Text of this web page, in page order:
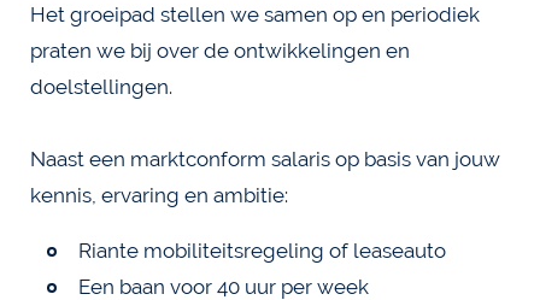
Het groeipad stellen we samen op en periodiek
praten we bij over de ontwikkelingen en
doelstellingen.
Naast een marktconform salaris op basis van jouw
kennis, ervaring en ambitie:
Riante mobiliteitsregeling of leaseauto
Een baan voor 40 uur per week